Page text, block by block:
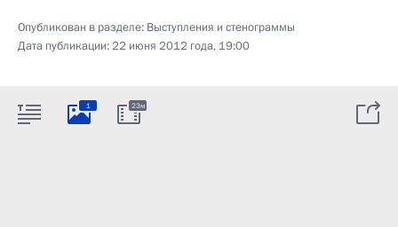
Опубликован в разделе: Выступления и стенограммы
Дата публикации:22 июня 2012 года, 19:00
1 23м